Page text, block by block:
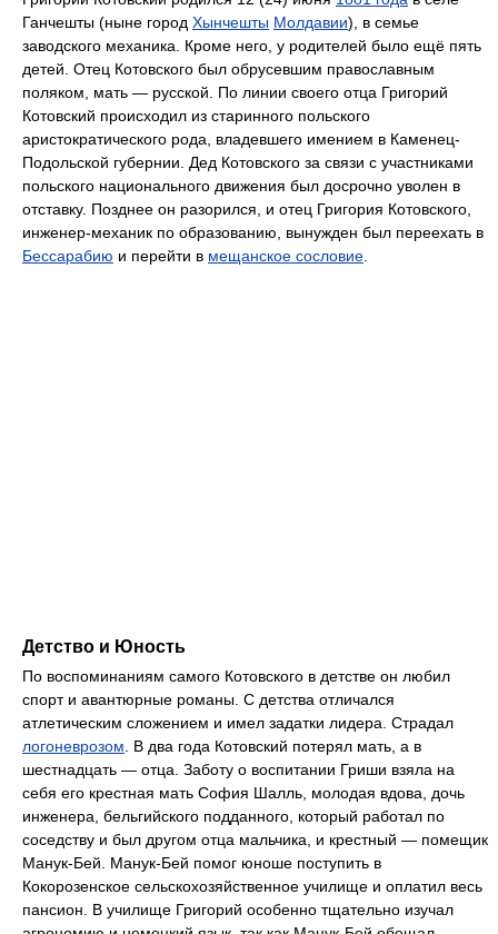
Ганчешты (ныне город Хынчешты Молдавии), в семье
заводского механика. Кроме него, у родителей было ещё пять
детей. Отец Котовского был обрусевшим православным
поляком, мать — русской. По линии своего отца Григорий
Котовский происходил из старинного польского
аристократического рода, владевшего имением в Каменец-
Подольской губернии. Дед Котовского за связи с участниками
польского национального движения был досрочно уволен в
отставку. Позднее он разорился, и отец Григория Котовского,
инженер-механик по образованию, вынужден был переехать в
Бессарабию и перейти в мещанское сословие
Детство и Юность
По воспоминаниям самого Котовского в детстве он любил
спорт и авантюрные романы. С детства отличался
атлетическим сложением и имел задатки лидера. Страдал
логоневрозом . В два года Котовский потерял мать, а в
шестнадцать — отца. Заботу о воспитании Гриши взяла на
себя его крестная мать София Шалль, молодая вдова, дочь
инженера, бельгийского подданного, который работал по
соседству и был другом отца мальчика, и крестный — помещик
Манук-Бей. Манук-Бей помог юноше поступить в
Кокорозенское сельскохозяйственное училище и оплатил весь
пансион. В училище Григорий особенно тщательно изучал